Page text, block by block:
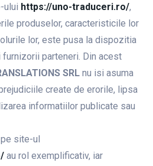
ului https://uno-traduceri.ro/,
produselor, caracteristicile lor
lor, este pusa la dispozitia
parteneri. Din acest
SRL nu isi asuma
create de erorile, lipsa
informatiilor publicate sau
site-ul
au rol exemplificativ, iar